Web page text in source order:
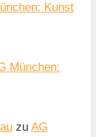
Kunst
München:
zu AG